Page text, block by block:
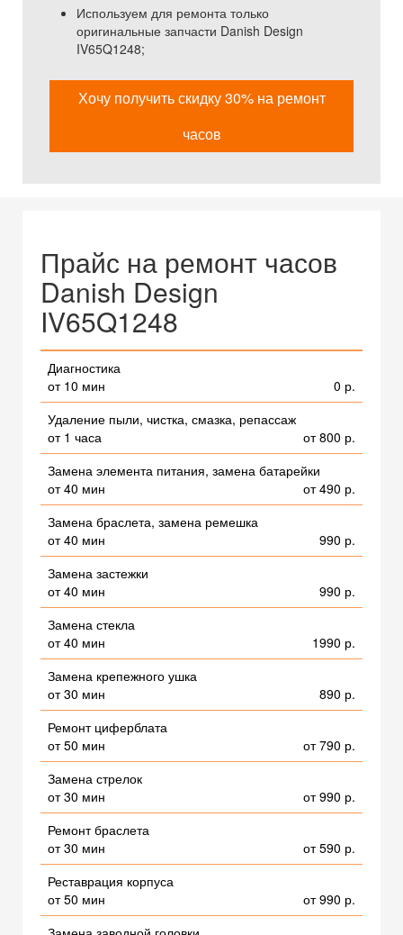
Используем для ремонта только
оригинальные запчасти Danish Design
IV65Q1248;
Хочу получить скидку 30% на ремонт
часов
Прайс на ремонт часов
Danish Design
IV65Q1248
Диагностика
от 10 мин
0 р.
Удаление пыли, чистка, смазка, репассаж
от 1 часа
от 800 р.
Замена элемента питания, замена батарейки
от 40 мин
от 490 р.
Замена браслета, замена ремешка
от 40 мин
990 р.
Замена застежки
от 40 мин
990 р.
Замена стекла
от 40 мин
1990 р.
Замена крепежного ушка
от 30 мин
890 р.
Ремонт циферблата
от 50 мин
от 790 р.
Замена стрелок
от 30 мин
от 990 р.
Ремонт браслета
от 30 мин
от 590 р.
Реставрация корпуса
от 50 мин
от 990 р.